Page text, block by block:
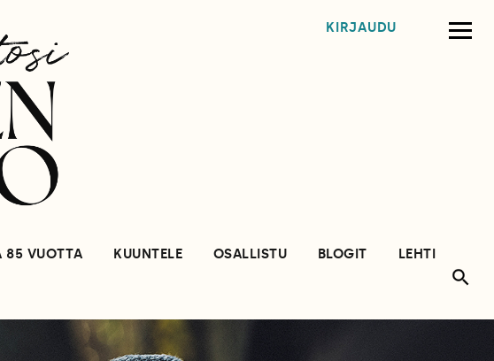
KIRJAUDU
85 VUOTTA KUUNTELE OSALLISTU BLOGIT
LEHTI